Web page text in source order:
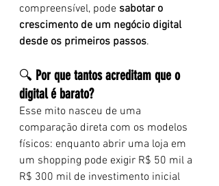
compreensível, pode sabotar o
crescimento de um negócio digital
desde os primeiros passos.
🔍 Por que tantos acreditam que o
digital é barato?
Esse mito nasceu de uma
comparação direta com os modelos
físicos: enquanto abrir uma loja em
um shopping pode exigir R$ 50 mil a
R$ 300 mil de investimento inicial